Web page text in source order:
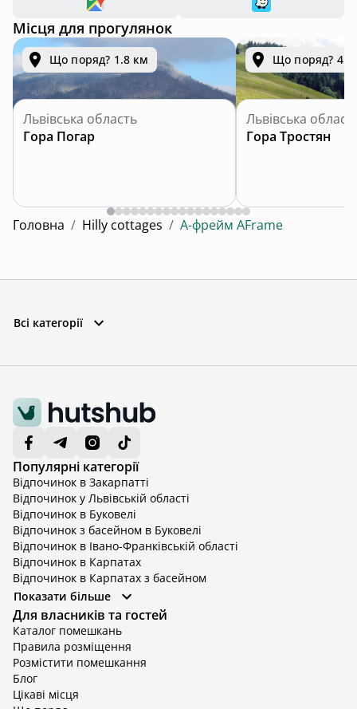
Місця для прогулянок
Що поряд? 1.8 км
Львівська область
Гора Погар
Що поряд? 4.3
Львівська
Гора Тростян
Головна / Hilly cottages / А-фрейм AFrame
Всі категорії
Популярні категорії
Відпочинок в Закарпатті
Відпочинок у Львівській області
Відпочинок в Буковелі
Відпочинок з басейном в Буковелі
Відпочинок в Івано-Франківській області
Відпочинок в Карпатах
Відпочинок в Карпатах з басейном
Відпочинок в Київській області
Відпочинок в Київській області з басейном
Відпочинок в Тернопільській області
Відпочинок у Вінницькій області
Відпочинок в Яремче
Відпочинок у Львівській області з басейном
Відпочинок з басейном в Тернопільській області
Показати більше
Для власників та гостей
Каталог помешкань
Правила розміщення
Розмістити помешкання
Блог
Цікаві місця